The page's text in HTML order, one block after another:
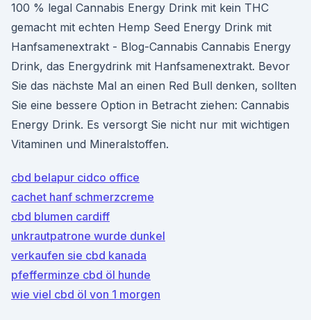
100 % legal Cannabis Energy Drink mit kein THC
gemacht mit echten Hemp Seed Energy Drink mit
Hanfsamenextrakt - Blog-Cannabis Cannabis Energy
Drink, das Energydrink mit Hanfsamenextrakt. Bevor
Sie das nächste Mal an einen Red Bull denken, sollten
Sie eine bessere Option in Betracht ziehen: Cannabis
Energy Drink. Es versorgt Sie nicht nur mit wichtigen
Vitaminen und Mineralstoffen.
cbd belapur cidco office
cachet hanf schmerzcreme
cbd blumen cardiff
unkrautpatrone wurde dunkel
verkaufen sie cbd kanada
pfefferminze cbd öl hunde
wie viel cbd öl von 1 morgen